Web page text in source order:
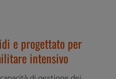
e progettato per
intensivo